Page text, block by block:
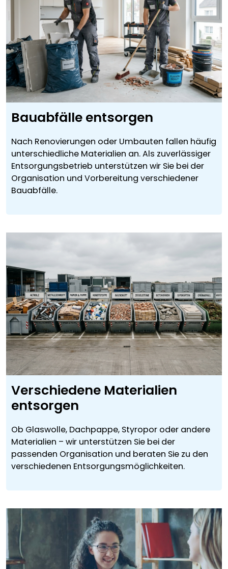
Bauabfälle entsorgen
Nach Renovierungen oder Umbauten fallen häufig
unterschiedliche Materialien an. Als zuverlässiger
Entsorgungsbetrieb unterstützen wir Sie bei der
Organisation und Vorbereitung verschiedener
Bauabfälle.
Verschiedene Materialien
entsorgen
Ob Glaswolle, Dachpappe, Styropor oder andere
Materialien – wir unterstützen Sie bei der
passenden Organisation und beraten Sie zu den
verschiedenen Entsorgungsmöglichkeiten.